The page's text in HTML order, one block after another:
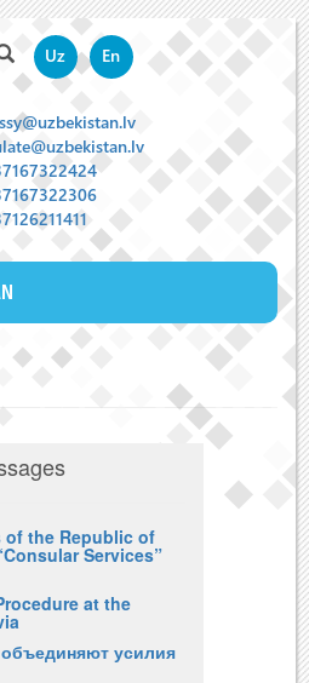
Uz En
of the Republic of
Services”
at the
усилия